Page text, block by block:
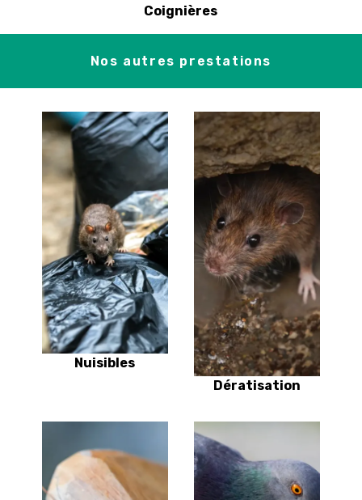
Coignières
Nos autres prestations
Nuisibles
Dératisation